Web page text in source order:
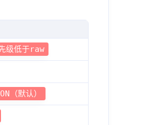
级低于raw
（默认）